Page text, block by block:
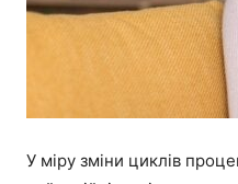
У міру зміни циклів